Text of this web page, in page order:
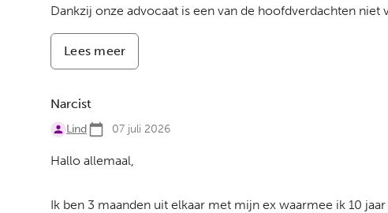
Dankzij onze advocaat is een van de hoofdverdachten niet
Lees meer
Al
verdwenen,
leven
Narcist
Lind 07 juli 2026
Hallo allemaal,
Ik ben 3 maanden uit elkaar met mijn ex waarmee ik 10